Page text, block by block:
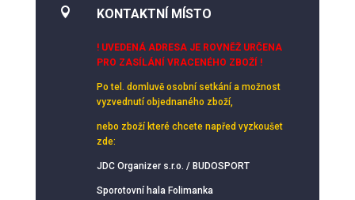
 KONTAKTNÍ MÍSTO
! UVEDENÁ ADRESA JE ROVNĚŽ URČENA
PRO ZASÍLÁNÍ VRACENÉHO ZBOŽÍ !
Po tel. domluvě osobní setkánía možnost
vyzvednutí objednaného zboží,
nebo zboží které chcete napřed vyzkoušet
zde:
JDC Organizer s.r.o. / BUDOSPORT
Sporotovní hala Folimanka